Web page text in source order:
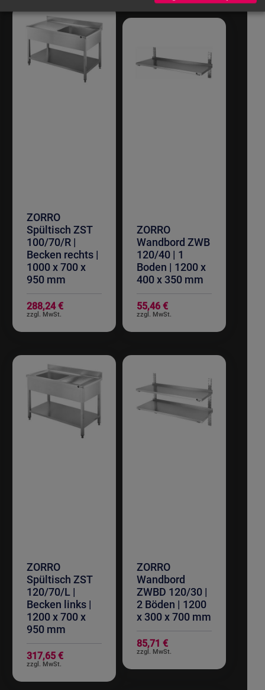
ZORRO
Spültisch ZST
100/70/R |
Becken rechts |
1000 x 700 x
950 mm
288,24 €
ZORRO
Spültisch ZST
120/70/L |
Becken links |
1200 x 700 x
950 mm
317,65 €
ZORRO
Wandbord ZWB
120/40 | 1
Boden | 1200 x
400 x 350 mm
55,46 €
ZORRO
Wandbord
ZWBD 120/30 |
2 Böden | 1200
x 300 x 700 mm
85,71 €